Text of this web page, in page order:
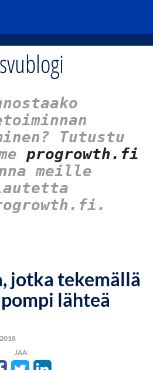
Tutustu
progrowth.fi
meille
jotka tekemällä
lähteä
JAA: